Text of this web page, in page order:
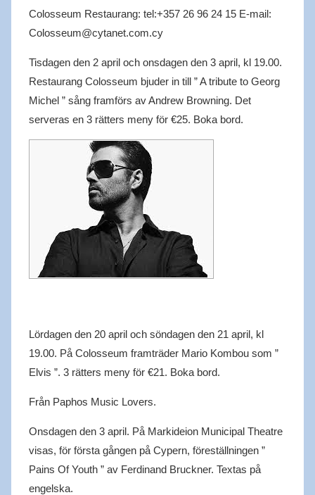
Colosseum Restaurang: tel:+357 26 96 24 15 E-mail:
Colosseum@cytanet.com.cy
Tisdagen den 2 april och onsdagen den 3 april, kl 19.00.
Restaurang Colosseum bjuder in till ” A tribute to Georg
Michel ” sång framförs av Andrew Browning. Det
serveras en 3 rätters meny för €25. Boka bord.
Lördagen den 20 april och söndagen den 21 april, kl
19.00. På Colosseum framträder Mario Kombou som ”
Elvis ”. 3 rätters meny för €21. Boka bord.
Från Paphos Music Lovers.
Onsdagen den 3 april. På Markideion Municipal Theatre
visas, för första gången på Cypern, föreställningen ”
Pains Of Youth ” av Ferdinand Bruckner. Textas på
engelska.